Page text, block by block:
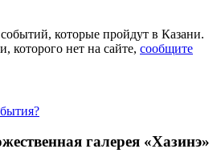
которые пройдут в Казани.
которого нет на сайте, сообщите
галерея «Хазинэ»